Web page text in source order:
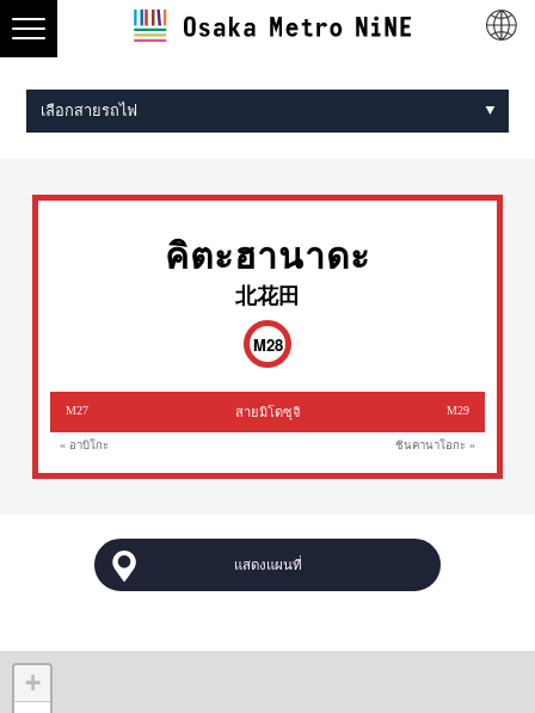
เลือกสายรถไฟ
คิตะฮานาดะ
北花田
M28
M27 สายมิโดซุจิ M29
« อาบิโกะ ชินคานาโอกะ »
แสดงแผนที่
+